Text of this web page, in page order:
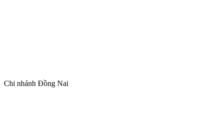
Chi nhánh Đồng Nai